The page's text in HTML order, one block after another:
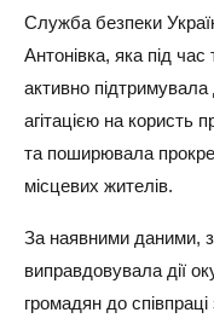
Служба безпеки
Антонівка, яка під
активно підтримувала
агітацією на користь
та поширювала
місцевих жителів.
За наявними даними,
виправдовувала дії
громадян до співпраці